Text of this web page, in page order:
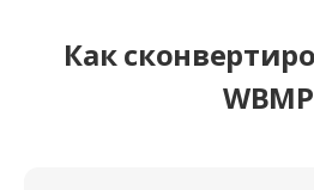
Как
WBMP